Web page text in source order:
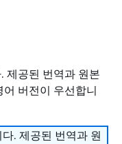
제공된 번역과 원본
버전이 우선합니
. 제공된 번역과 원